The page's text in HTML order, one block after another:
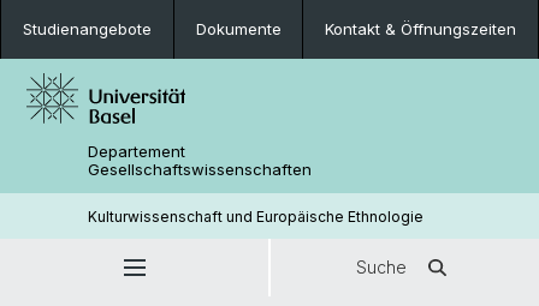
Studienangebote Dokumente Kontakt & Öffnungszeiten
Departement
Gesellschaftswissenschaften
Kulturwissenschaft und Europäische Ethnologie
Suche